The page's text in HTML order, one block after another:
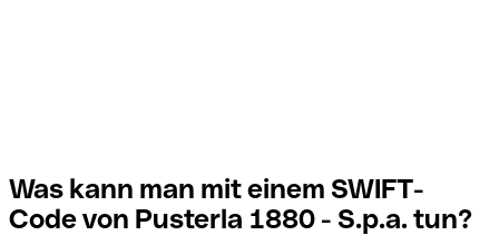
Was kann man mit einem SWIFT-
Code von Pusterla 1880 - S.p.a. tun?